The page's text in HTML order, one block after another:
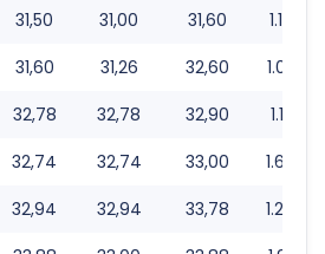
31,50 31,00 31,60
31,60 31,26 32,60
32,78 32,78 32,90
32,74 32,74 33,00
32,94 32,94 33,78